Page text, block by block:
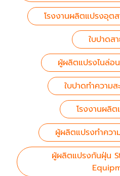
โรงงานผลิตแปรงอุต
ใบปาดส
ผู้ผลิตแปรงไนล่อ
ใบปาดทำความ
โรงงานผลิ
ผู้ผลิตแปรงทำควา
ผู้ผลิตแปรงกันฝุ่น